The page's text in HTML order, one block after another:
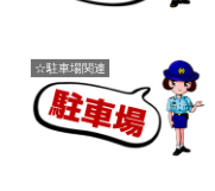
☆駐車場関連